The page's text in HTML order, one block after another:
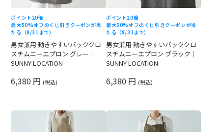
ポイント20倍
最大50%オフのくじ引きクーポンが当
たる（8/31まで）
男女兼用 動きやすいバッククロ
スチムニーエプロン グレー｜
SUNNY LOCATION
6,380 円 (税込)
ポイント20倍
最大50%オフのくじ引きクーポンが当
たる（8/31まで）
男女兼用 動きやすいバッククロ
スチムニーエプロン ブラック｜
SUNNY LOCATION
6,380 円 (税込)